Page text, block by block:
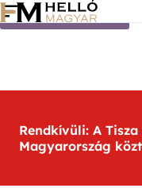
Ugrás a tartalomra
Rendkívüli: A
Magyarország